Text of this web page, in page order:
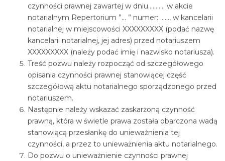
czynności prawnej zawartej w dniu……….. w akcie
notarialnym Repertorium ”… ” numer: ……, w kancelarii
notarialnej w miejscowości XXXXXXXXX (podać nazwę
kancelarii notarialnej, jej adres) przed notariuszem
XXXXXXXXX (należy podać imię i nazwisko notariusza).
Treść pozwu należy rozpocząć od szczegółowego
opisania czynności prawnej stanowiącej część
szczegółową aktu notarialnego sporządzonego przed
notariuszem.
Następnie należy wskazać zaskarżoną czynność
prawną, która w świetle prawa została obarczona wadą
stanowiącą przesłankę do unieważnienia tej
czynności, a przez to unieważnienia aktu notarialnego.
Do pozwu o unieważnienie czynności prawnej